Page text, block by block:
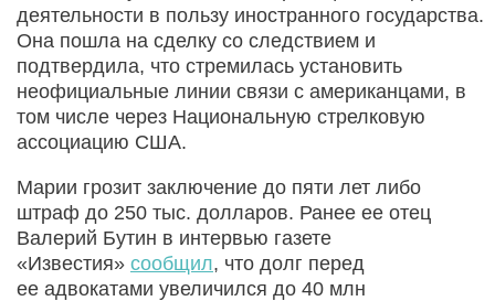
деятельности в пользу иностранного государства.
Она пошла на сделку со следствием и
подтвердила, что стремилась установить
неофициальные линии связи с американцами, в
том числе через Национальную стрелковую
ассоциацию США.
Марии грозит заключение до пяти лет либо
штраф до 250 тыс. долларов. Ранее ее отец
Валерий Бутин в интервью газете
«Известия» сообщил, что долг перед
ее адвокатами увеличился до 40 млн